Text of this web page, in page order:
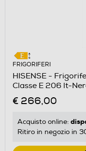
FRIGORIFERI
HISENSE -
Classe E 206 lt-
€ 266,00
Acquisto online:
Ritiro in negozio in